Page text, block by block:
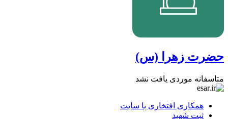
حضرت زهرا (س)
متاسفانه موردی یافت نشد
همکاری افتخاری با سایت
ثبت شهید